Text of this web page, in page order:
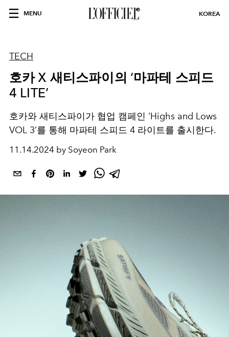
MENU KOREA
TECH
호카 X 새티스파이의 ‘마파테 스피드
4 LITE’
호카와 새티스파이가 협업 캠페인 ‘Highs and Lows
VOL 3’를 통해 마파테 스피드 4 라이트를 출시한다.
11.14.2024 by Soyeon Park